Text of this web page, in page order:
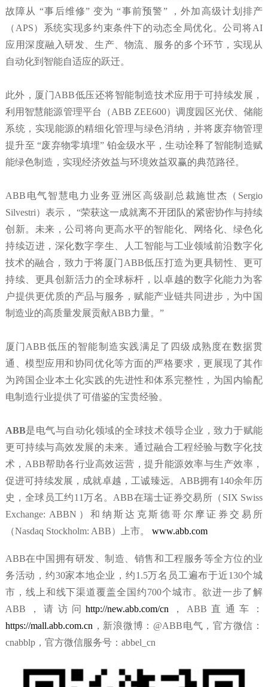
故障从 “事后维修” 变为 “事前预警” ，外加高级计划排产
（APS）系统实现多约束条件下的动态全局优化。公司将AI
应用深度融入研发、生产、物流、服务的多个环节，实现从
自动化到智能自适应的跃迁。
此外，厦门ABB低压还将智能制造技术应用于可持续发展，
利用智慧能源管理平台（ABB ZEE600）调度园区光伏、储能
系统，实现能源的精细化管理与绿色消纳，并将废弃物管理
提升至 “废弃物零填埋” 铂金级水平，生动诠释了智能制造赋
能绿色制造，实现经济效益与环境效益双赢的典范路径。
ABB电气智慧电力业务亚洲区高级副总裁施世杰（Sergio
Silvestri）表示， “荣获这一成就离不开团队的紧密协作与持续
创新。未来，公司将向更高水平的智能化、网络化、绿色化
持续迈进，深化数字孪生、人工智能与工业领域前沿数字化
技术的融合，致力于将厦门ABB低压打造为更具韧性、更可
持续、更具创新活力的全球标杆，以卓越的数字化能力为客
户提供更优质的产品与服务，赋能产业链共同进步，为中国
制造业的高质量发展贡献ABB力量。”
厦门ABB低压的智能制造实践满足了四级成熟度在数据贯
通、模型应用和协同优化等方面的严格要求，更展现了其作
为跨国企业本土化实践的先进性和体系完整性，为国内输配
电制造行业提供了可借鉴的宝贵经验。
ABB是电气与自动化领域的全球技术领导企业，致力于赋能
更可持续与高效发展的未来。通过融合工程经验与数字化技
术，ABB帮助各行业高效运营，提升能源效率与生产效率，
促进可持续发展，成就卓越，工诚臻远。ABB拥有140余年历
史，全球员工约11万名。ABB在瑞士证券交易所（SIX Swiss
Exchange: ABBN）和纳斯达克斯德哥尔摩证券交易所
（Nasdaq Stockholm: ABB）上市。 www.abb.com
ABB在中国拥有研发、制造、销售和工程服务等全方位的业
务活动，约30家本地企业，约1.5万名员工遍布于近130个城
市，线上和线下渠道覆盖全国约700个城市。欲进一步了解
ABB，请访问 http://new.abb.com/cn ，ABB直通车：
https://mall.abb.com.cn ，新浪微博：@ABB电气，官方微信：
cnabblp，官方微信服务号：abbel_cn